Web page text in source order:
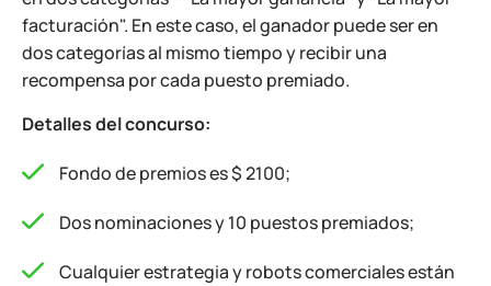
facturación". En este caso, el ganador puede ser en
dos categorías al mismo tiempo y recibir una
recompensa por cada puesto premiado.
Detalles del concurso:
Fondo de premios es $ 2100;
Dos nominaciones y 10 puestos premiados;
Cualquier estrategia y robots comerciales están